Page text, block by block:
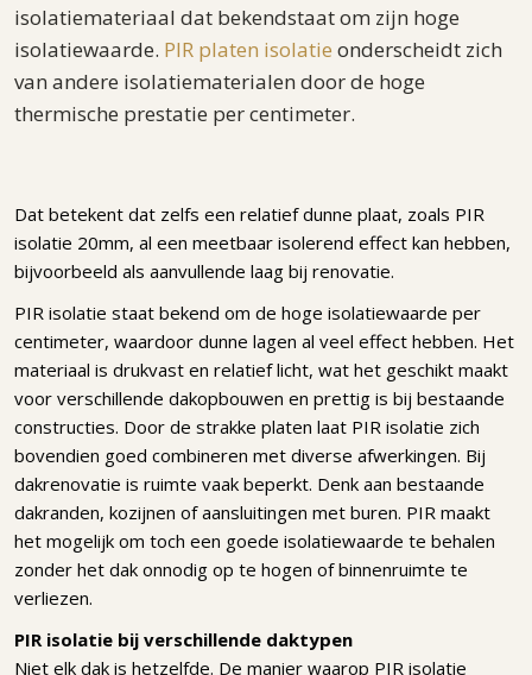
isolatiemateriaal dat bekendstaat om zijn hoge
isolatiewaarde. PIR platen isolatie onderscheidt zich
van andere isolatiematerialen door de hoge
thermische prestatie per centimeter.
Dat betekent dat zelfs een relatief dunne plaat, zoals PIR
isolatie 20mm, al een meetbaar isolerend effect kan hebben,
bijvoorbeeld als aanvullende laag bij renovatie.
PIR isolatie staat bekend om de hoge isolatiewaarde per
centimeter, waardoor dunne lagen al veel effect hebben. Het
materiaal is drukvast en relatief licht, wat het geschikt maakt
voor verschillende dakopbouwen en prettig is bij bestaande
constructies. Door de strakke platen laat PIR isolatie zich
bovendien goed combineren met diverse afwerkingen. Bij
dakrenovatie is ruimte vaak beperkt. Denk aan bestaande
dakranden, kozijnen of aansluitingen met buren. PIR maakt
het mogelijk om toch een goede isolatiewaarde te behalen
zonder het dak onnodig op te hogen of binnenruimte te
verliezen.
PIR isolatie bij verschillende daktypen
Niet elk dak is hetzelfde. De manier waarop PIR isolatie